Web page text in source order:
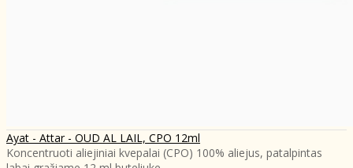
Ayat - Attar - OUD AL LAIL, CPO 12ml
Koncentruoti aliejiniai kvepalai (CPO) 100% aliejus, patalpintas